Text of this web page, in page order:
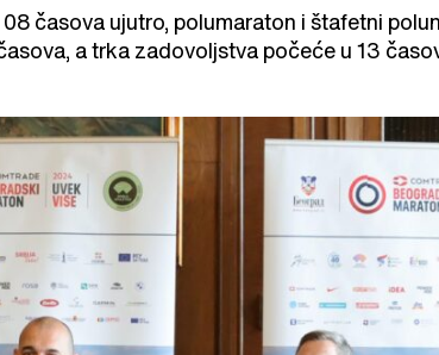
časova ujutro, polumaraton i štafetni
a trka zadovoljstva počeće u 13